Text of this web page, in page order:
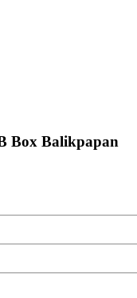
Box Balikpapan